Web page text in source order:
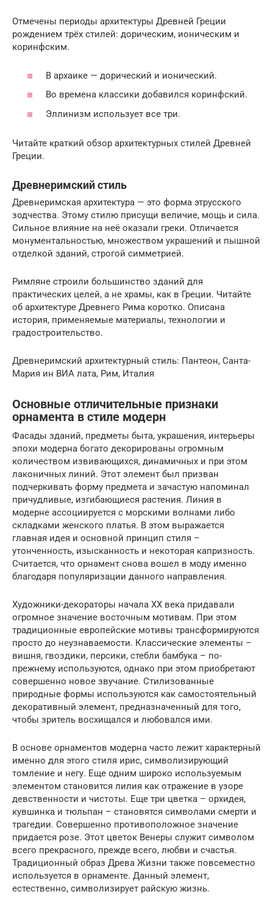
Отмечены периоды архитектуры Древней Греции
рождением трёх стилей: дорическим, ионическим и
коринфским.
В архаике — дорический и ионический.
Во времена классики добавился коринфский.
Эллинизм использует все три.
Читайте краткий обзор архитектурных стилей Древней
Греции.
Древнеримский стиль
Древнеримская архитектура — это форма этрусского
зодчества. Этому стилю присущи величие, мощь и сила.
Сильное влияние на неё оказали греки. Отличается
монументальностью, множеством украшений и пышной
отделкой зданий, строгой симметрией.
Римляне строили большинство зданий для
практических целей, а не храмы, как в Греции. Читайте
об архитектуре Древнего Рима коротко. Описана
история, применяемые материалы, технологии и
градостроительство.
Древнеримский архитектурный стиль: Пантеон, Санта-
Мария ин ВИА лата, Рим, Италия
Основные отличительные признаки
орнамента в стиле модерн
Фасады зданий, предметы быта, украшения, интерьеры
эпохи модерна богато декорированы огромным
количеством извивающихся, динамичных и при этом
лаконичных линий. Этот элемент был призван
подчеркивать форму предмета и зачастую напоминал
причудливые, изгибающиеся растения. Линия в
модерне ассоциируется с морскими волнами либо
складками женского платья. В этом выражается
главная идея и основной принцип стиля –
утонченность, изысканность и некоторая капризность.
Считается, что орнамент снова вошел в моду именно
благодаря популяризации данного направления.
Художники-декораторы начала XX века придавали
огромное значение восточным мотивам. При этом
традиционные европейские мотивы трансформируются
просто до неузнаваемости. Классические элементы –
вишня, гвоздики, персики, стебли бамбука – по-
прежнему используются, однако при этом приобретают
совершенно новое звучание. Стилизованные
природные формы используются как самостоятельный
декоративный элемент, предназначенный для того,
чтобы зритель восхищался и любовался ими.
В основе орнаментов модерна часто лежит характерный
именно для этого стиля ирис, символизирующий
томление и негу. Еще одним широко используемым
элементом становится лилия как отражение в узоре
девственности и чистоты. Еще три цветка – орхидея,
кувшинка и тюльпан – становятся символами смерти и
трагедии. Совершенно противоположное значение
придается розе. Этот цветок Венеры служит символом
всего прекрасного, прежде всего, любви и счастья.
Традиционный образ Древа Жизни также повсеместно
используется в орнаменте. Данный элемент,
естественно, символизирует райскую жизнь.